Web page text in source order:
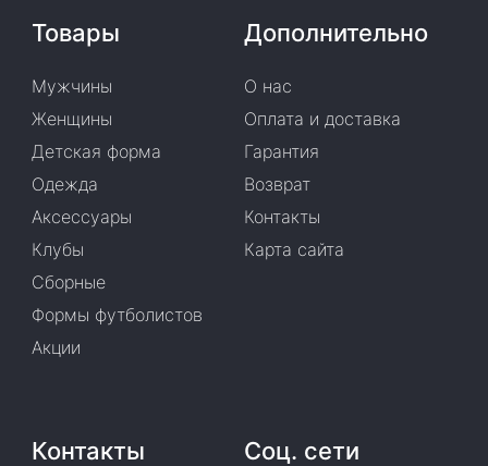
Товары
Мужчины
Женщины
Детская форма
Одежда
Аксессуары
Клубы
Сборные
Формы футболистов
Акции
Дополнительно
О нас
Оплата и доставка
Гарантия
Возврат
Контакты
Карта сайта
Контакты Соц. сети